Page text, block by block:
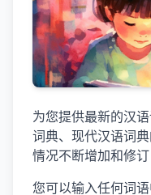
为您提供最新的汉
词典、现代汉语词
情况不断增加和修订
您可以输入任何词